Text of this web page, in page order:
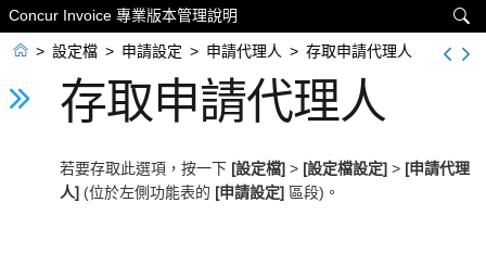

Concur Invoice 專業版本管理說明
 > 設定檔 > 申請設定 > 申請代理人 > 存取申請代理人
存取申請代理人
若要存取此選項，按一下 [設定檔] > [設定檔設定] > [申請代理
人] (位於左側功能表的 [申請設定] 區段)。